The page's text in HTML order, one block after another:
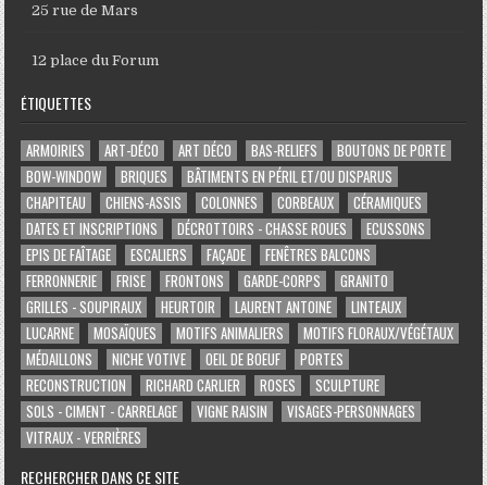
25 rue de Mars
12 place du Forum
ÉTIQUETTES
ARMOIRIES ART-DÉCO ART DÉCO BAS-RELIEFS
BOUTONS DE PORTE
BOW-WINDOW
BRIQUES
BÂTIMENTS EN PÉRIL ET/OU DISPARUS
CHAPITEAU
CHIENS-ASSIS COLONNES CORBEAUX
CÉRAMIQUES
DATES ET INSCRIPTIONS
DÉCROTTOIRS - CHASSE ROUES
ECUSSONS
EPIS DE FAÎTAGE
ESCALIERS FAÇADE
FENÊTRES BALCONS
FERRONNERIE
FRISE FRONTONS GARDE-CORPS
GRANITO
GRILLES - SOUPIRAUX
HEURTOIR LAURENT ANTOINE
LINTEAUX
LUCARNE
MOSAÏQUES MOTIFS ANIMALIERS
MOTIFS FLORAUX/VÉGÉTAUX
MÉDAILLONS
NICHE VOTIVE OEIL DE BOEUF
PORTES
RECONSTRUCTION
RICHARD CARLIER ROSES
SCULPTURE
SOLS - CIMENT - CARRELAGE
VIGNE RAISIN
VISAGES-PERSONNAGES
VITRAUX - VERRIÈRES
RECHERCHER DANS CE SITE